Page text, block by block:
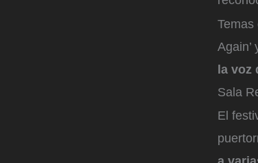
Temas
Again’
la voz
Sala
El